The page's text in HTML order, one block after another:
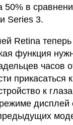
50% в
Series 3.
Retina теперь
функция
часов
прикасаться
к
дисплей